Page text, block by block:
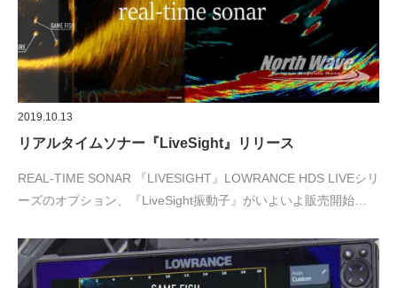
2019.10.13
リアルタイムソナー『LiveSight』リリース
REAL-TIME SONAR 『LIVESIGHT』LOWRANCE HDS LIVEシリ
ーズのオプション、『LiveSight振動子』がいよいよ販売開始…